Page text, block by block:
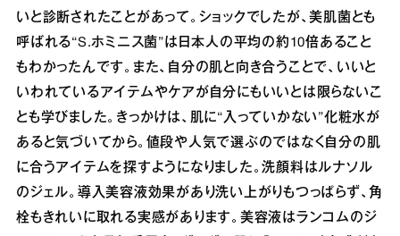
いと診断されたことがあって。ショックでしたが、美肌菌とも
呼ばれる“S.ホミニス菌”は日本人の平均の約10倍あること
もわかったんです。また、自分の肌と向き合うことで、いいと
いわれているアイテムやケアが自分にもいいとは限らないこ
とも学びました。きっかけは、肌に“入っていかない”化粧水が
あると気づいてから。値段や人気で選ぶのではなく自分の肌
に合うアイテムを探すようになりました。洗顔料はルナソル
のジェル。導入美容液効果があり洗い上がりもつっぱらず、角
栓もきれいに取れる実感があります。美容液はランコムのジ